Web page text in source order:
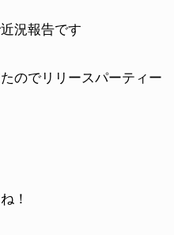
況報告です
のでリリースパーティー
！